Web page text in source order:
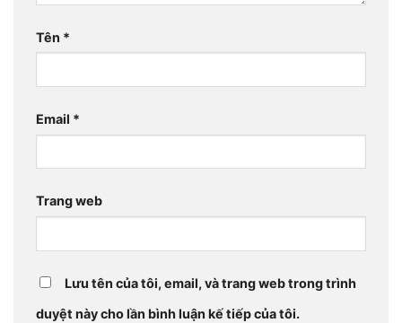
Tên *
Email *
Trang web
Lưu tên của tôi, email, và trang web trong trình
duyệt này cho lần bình luận kế tiếp của tôi.